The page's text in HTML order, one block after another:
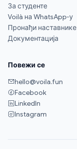
За студенте
Voilà на WhatsApp-у
Пронађи наставнике
Документација
Повежи се
hello@voila.fun
Facebook
LinkedIn
Instagram